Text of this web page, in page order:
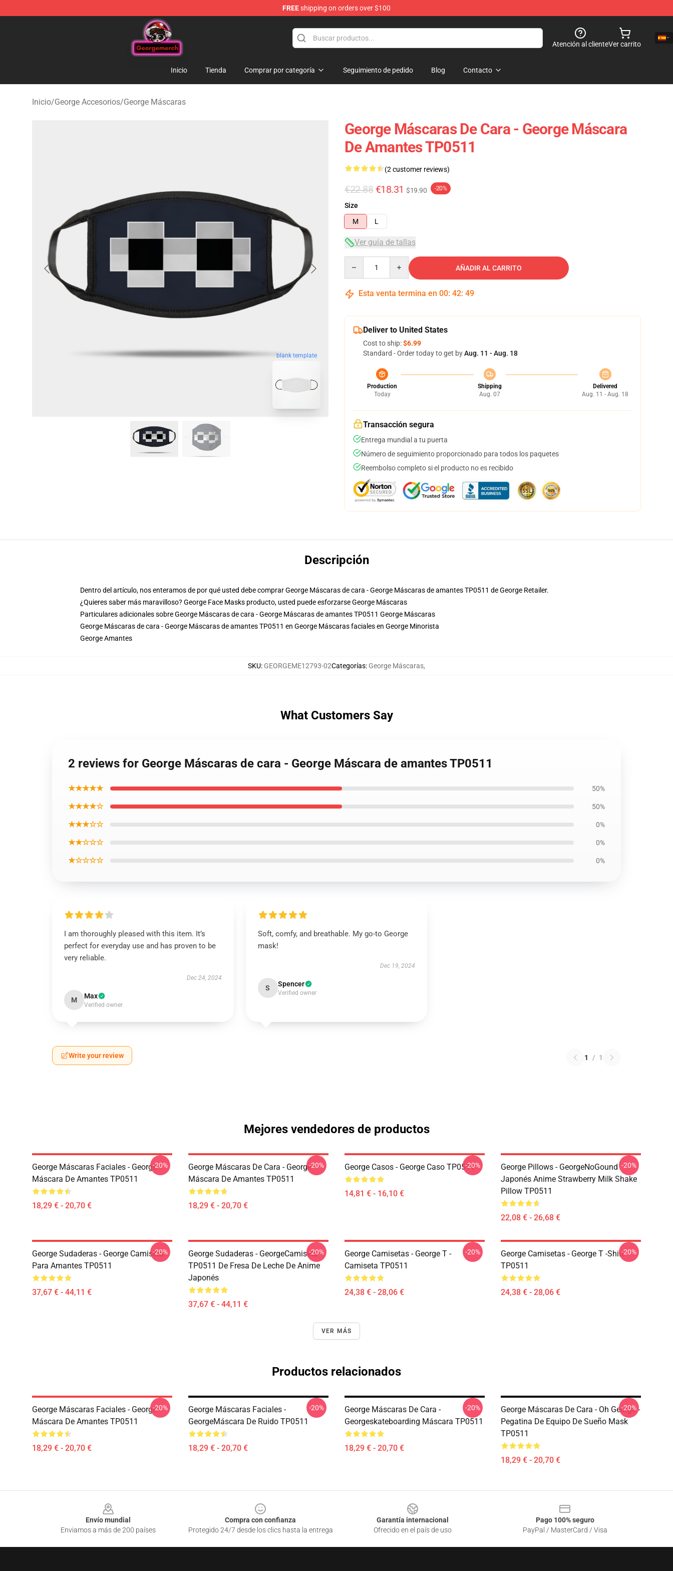
FREEshipping on orders over $100
George Store - Official George Merchandise Shop
Atención al clienteVer carrito
Inicio Tienda Comprar por categoría Seguimiento de pedido Blog Contacto
Inicio/George Accesorios/George Máscaras
blank template
George Máscaras De Cara - George Máscara
De Amantes TP0511
(2 customer reviews)
€22.88 €18.31 $19.90 -20%
Size
M
L
Ver guía de tallas
AÑADIR AL CARRITO
Esta venta termina en 00: 42: 48
Deliver to United States
Cost to ship:$6.99
Standard - Order today to get byAug. 11 - Aug. 18
Production
Today
Shipping
Aug. 07
Delivered
Aug. 11 - Aug. 18
Transacción segura
Entrega mundial a tu puerta
Número de seguimiento proporcionado para todos los paquetes
Reembolso completo si el producto no es recibido
Descripción
Dentro del artículo, nos enteramos de por qué usted debe comprar George Máscaras de cara - George Máscaras de amantes TP0511 de George Retailer.
¿Quieres saber más maravilloso? George Face Masks producto, usted puede esforzarseGeorge Máscaras
Particulares adicionales sobre George Máscaras de cara - George Máscaras de amantes TP0511 George Máscaras
George Máscaras de cara - George Máscaras de amantes TP0511 en George Máscaras faciales en George Minorista
George Amantes
SKU: GEORGEME12793-02Categorías: George Máscaras,
What Customers Say
2 reviews for George Máscaras de cara - George Máscara de amantes TP0511
★★★★★ 50%
★★★★☆ 50%
★★★☆☆ 0%
★★☆☆☆ 0%
★☆☆☆☆ 0%
I am thoroughly pleased with this item. It’s
perfect for everyday use and has proven to be
very reliable.
Dec 24, 2024
M Max
Verified owner
Soft, comfy, and breathable. My go-to George
mask!
Dec 19, 2024
S Spencer
Verified owner
Write your review 1 / 1
Mejores vendedores de productos
George Máscaras Faciales - George
Máscara De Amantes TP0511
18,29 € - 20,70 €
-20%
George Máscaras De Cara - George
Máscara De Amantes TP0511
18,29 € - 20,70 €
-20% George Casos - George Caso TP0511
14,81 € - 16,10 €
-20%
George Pillows - GeorgeNoGound
Japonés Anime Strawberry Milk Shake
Pillow TP0511
22,08 € - 26,68 €
-20%
George Sudaderas - George Camiseta
Para Amantes TP0511
37,67 € - 44,11 €
-20%
George Sudaderas - GeorgeCamiseta
TP0511 De Fresa De Leche De Anime
Japonés
37,67 € - 44,11 €
-20%
George Camisetas - George T -
Camiseta TP0511
24,38 € - 28,06 €
-20%
George Camisetas - George T -Shirt
TP0511
24,38 € - 28,06 €
-20%
VER MÁS
Productos relacionados
George Máscaras Faciales - George
Máscara De Amantes TP0511
18,29 € - 20,70 €
-20%
George Máscaras Faciales -
GeorgeMáscara De Ruido TP0511
18,29 € - 20,70 €
-20%
George Máscaras De Cara -
Georgeskateboarding Máscara TP0511
18,29 € - 20,70 €
-20%
George Máscaras De Cara - Oh George -
Pegatina De Equipo De Sueño Mask
TP0511
18,29 € - 20,70 €
-20%
Envío mundial
Enviamos a más de 200 países
Compra con confianza
Protegido 24/7 desde los clics hasta la entrega
Garantía internacional
Ofrecido en el país de uso
Pago 100% seguro
PayPal / MasterCard / Visa